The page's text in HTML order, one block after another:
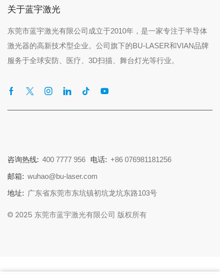
关于蓝宇激光
东莞市蓝宇激光有限公司成立于2010年，是一家专注于半导体
激光器的高新技术型企业。公司旗下的BU-LASER和VIAN品牌
服务于全球安防、医疗、3D扫描、舞台灯光等行业。
咨询热线: 400 7777 956 电话: +86 076981181256
邮箱: wuhao@bu-laser.com
地址: 广东省东莞市东坑镇初坑龙坑东路103号
© 2025 东莞市蓝宇激光有限公司 版权所有